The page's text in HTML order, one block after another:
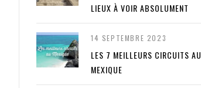
LIEUX À VOIR ABSOLUMENT
14 SEPTEMBRE 2023
LES 7 MEILLEURS CIRCUITS AU
MEXIQUE